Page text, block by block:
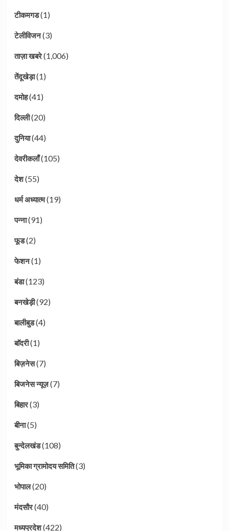
टीकमगड(1)
टेलीविजन(3)
ताज़ा खबरे(1,006)
तेंदूखेड़ा(1)
दमोह(41)
दिल्ली(20)
दुनिया(44)
देवरीकलाँ(105)
देश(55)
धर्म अध्यात्म(19)
पन्ना(91)
फूड(2)
फेशन(1)
बंडा(123)
बनखेड़ी(92)
बालीबुड(4)
बाॅदरी(1)
बिज़नेस(7)
बिजनेस न्यूज़(7)
बिहार(3)
बीना(5)
बुन्देलखंड(108)
भूमिका ग्रामोदय समिति(3)
भोपाल(20)
मंदसौर(40)
मध्यप्रदेश(422)